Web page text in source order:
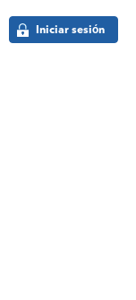
buscar Iniciar sesión